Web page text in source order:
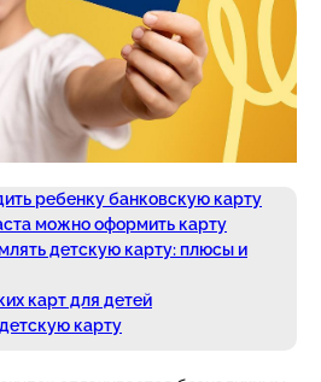
ребенку банковскую карту
можно оформить карту
детскую карту: плюсы и
карт для детей
карту